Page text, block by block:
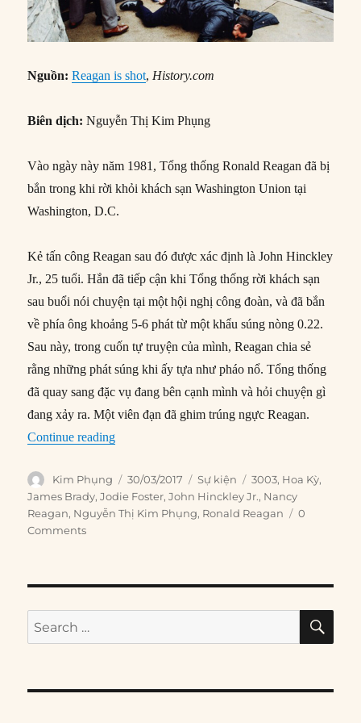
Nguồn: Reagan is shot, History.com
Biên dịch: Nguyễn Thị Kim Phụng
Vào ngày này năm 1981, Tổng thống Ronald Reagan đã bị
bắn trong khi rời khỏi khách sạn Washington Union tại
Washington, D.C.
Kẻ tấn công Reagan sau đó được xác định là John Hinckley
Jr., 25 tuổi. Hắn đã tiếp cận khi Tổng thống rời khách sạn
sau buổi nói chuyện tại một hội nghị công đoàn, và đã bắn
về phía ông khoảng 5-6 phát từ một khẩu súng nòng 0.22.
Sau này, trong cuốn tự truyện của mình, Reagan chia sẻ
rằng những phát súng khi ấy tựa như pháo nổ. Tổng thống
đã quay sang đặc vụ đang bên cạnh mình và hỏi chuyện gì
đang xảy ra. Một viên đạn đã ghim trúng ngực Reagan.
Continue reading“30/03/1981: Tổng thống Reagan bị bắn”
Author
Kim Phụng
Posted
on
30/03/2017 Categories
Sự kiện Tags
3003, Hoa Kỳ,
James Brady,Jodie Foster,John Hinckley Jr., Nancy
Reagan, Nguyễn Thị Kim Phụng, Ronald Reagan
0
Comments
Search
for: